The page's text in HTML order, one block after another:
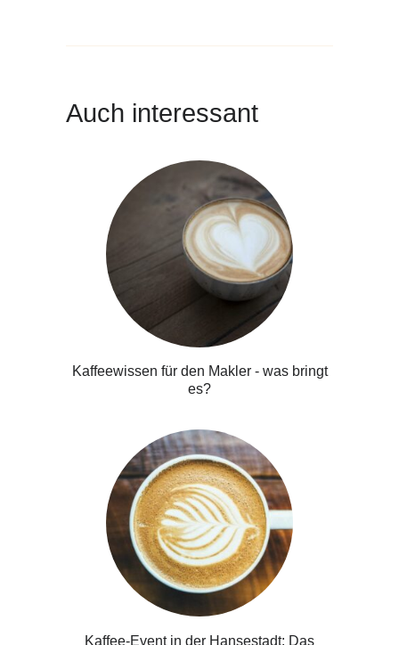
Auch interessant
Kaffeewissen für den Makler - was bringt
es?
Kaffee-Event in der Hansestadt: Das